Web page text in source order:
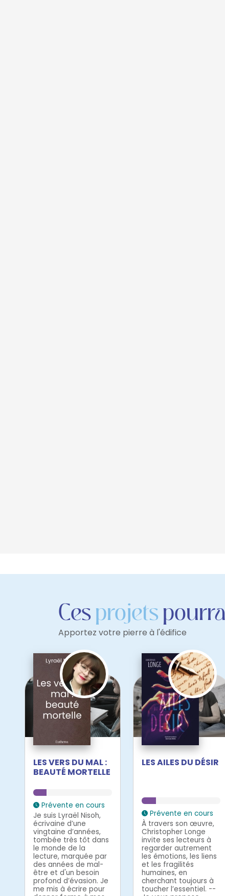
Cesprojets
Apportez votre pierre à l'édifice
LES VERS DU MAL :
BEAUTÉ MORTELLE
Prévente en cours
Je suis Lyraël Nisoh,
écrivaine d’une
vingtaine d’années,
tombée très tôt dans
le monde de la
lecture, marquée par
des années de mal-
être et d'un besoin
profond d’évasion. Je
me mis à écrire pour
LES AILES DU DÉSIR
Prévente en cours
À travers son œuvre,
Christopher Longe
invite ses lecteurs à
regarder autrement
les émotions, les liens
et les fragilités
humaines, en
cherchant toujours à
toucher l’essentiel. --